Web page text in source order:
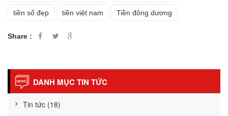
tiền số đẹp tiền việt nam Tiền đông dương
Share :
DANH MỤC TIN TỨC
Tin tức (18)